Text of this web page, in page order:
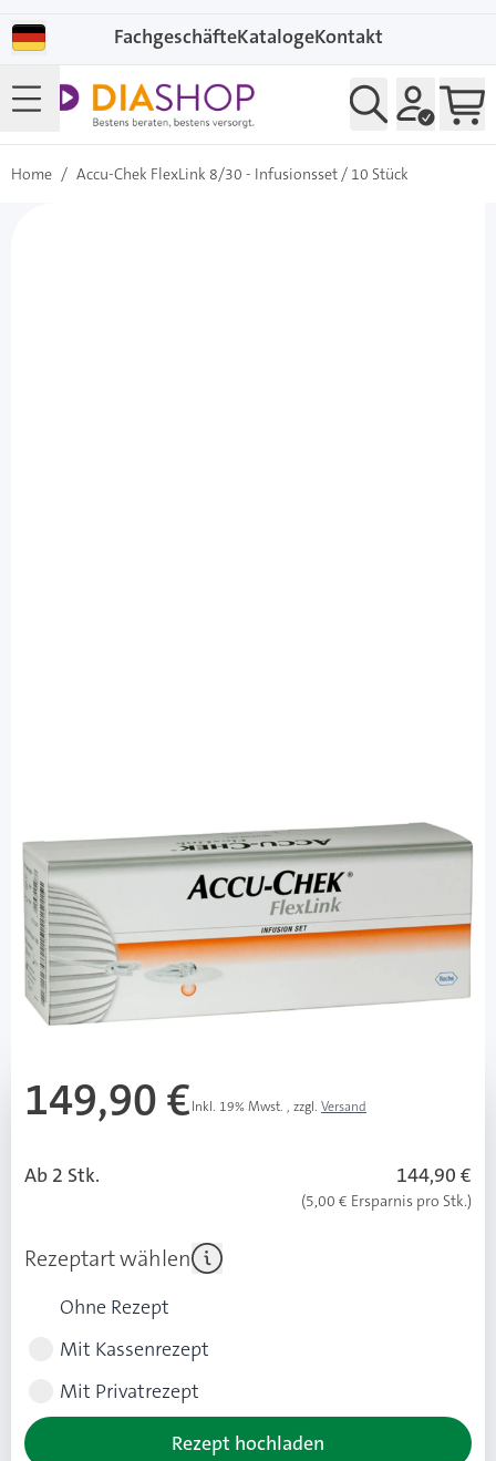
FachgeschäfteKatalogeKontakt
Home / Accu-Chek FlexLink 8/30 - Infusionsset / 10 Stück
sofort verfügbar
Lieferzeit 1-3 Werktage
Besonderheiten
k. A.
Mehr über das Produkt
149,90 €Inkl. 19% Mwst. , zzgl. Versand
Ab 2 Stk. 144,90 €
(5,00 € Ersparnis pro Stk.)
Rezeptart wählen
Ohne Rezept
Mit Kassenrezept
Mit Privatrezept
Rezept hochladen